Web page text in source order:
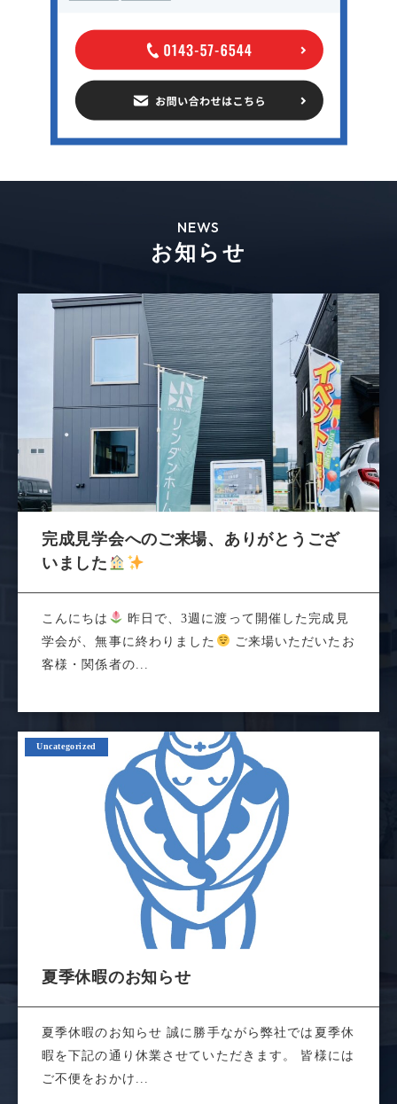
NEWS
お知らせ
完成見学会へのご来場、ありがとうござ
いました
こんにちは
昨日で、3週に渡って開催した完成見
学会が、無事に終わりました
ご来場いただいたお
客様・関係者の...
Uncategorized
夏季休暇のお知らせ
夏季休暇のお知らせ 誠に勝手ながら弊社では夏季休
暇を下記の通り休業させていただきます。 皆様には
ご不便をおかけ...